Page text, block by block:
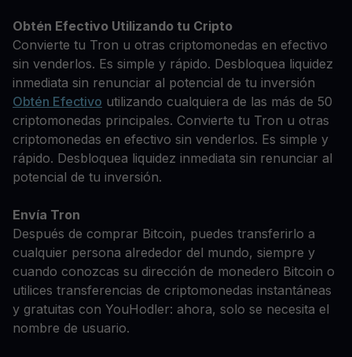
Obtén Efectivo Utilizando tu Cripto
Convierte tu Tron u otras criptomonedas en efectivo
sin venderlos. Es simple y rápido. Desbloquea liquidez
inmediata sin renunciar al potencial de tu inversión
Obtén Efectivo utilizando cualquiera de las más de 50
criptomonedas principales. Convierte tu Tron u otras
criptomonedas en efectivo sin venderlos. Es simple y
rápido. Desbloquea liquidez inmediata sin renunciar al
potencial de tu inversión.
Envía Tron
Después de comprar Bitcoin, puedes transferirlo a
cualquier persona alrededor del mundo, siempre y
cuando conozcas su dirección de monedero Bitcoin o
utilices transferencias de criptomonedas instantáneas
y gratuitas con YouHodler: ahora, solo se necesita el
nombre de usuario.